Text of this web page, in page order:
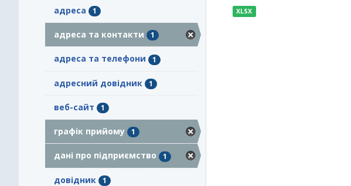
адреса 1
адреса та контакти 1
адреса та телефони 1
адресний довідник 1
веб-сайт 1
графік прийому 1
дані про підприємство 1
довідник 1
XLSX